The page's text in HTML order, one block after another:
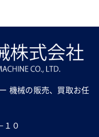
機械の販売、買取お任
１０